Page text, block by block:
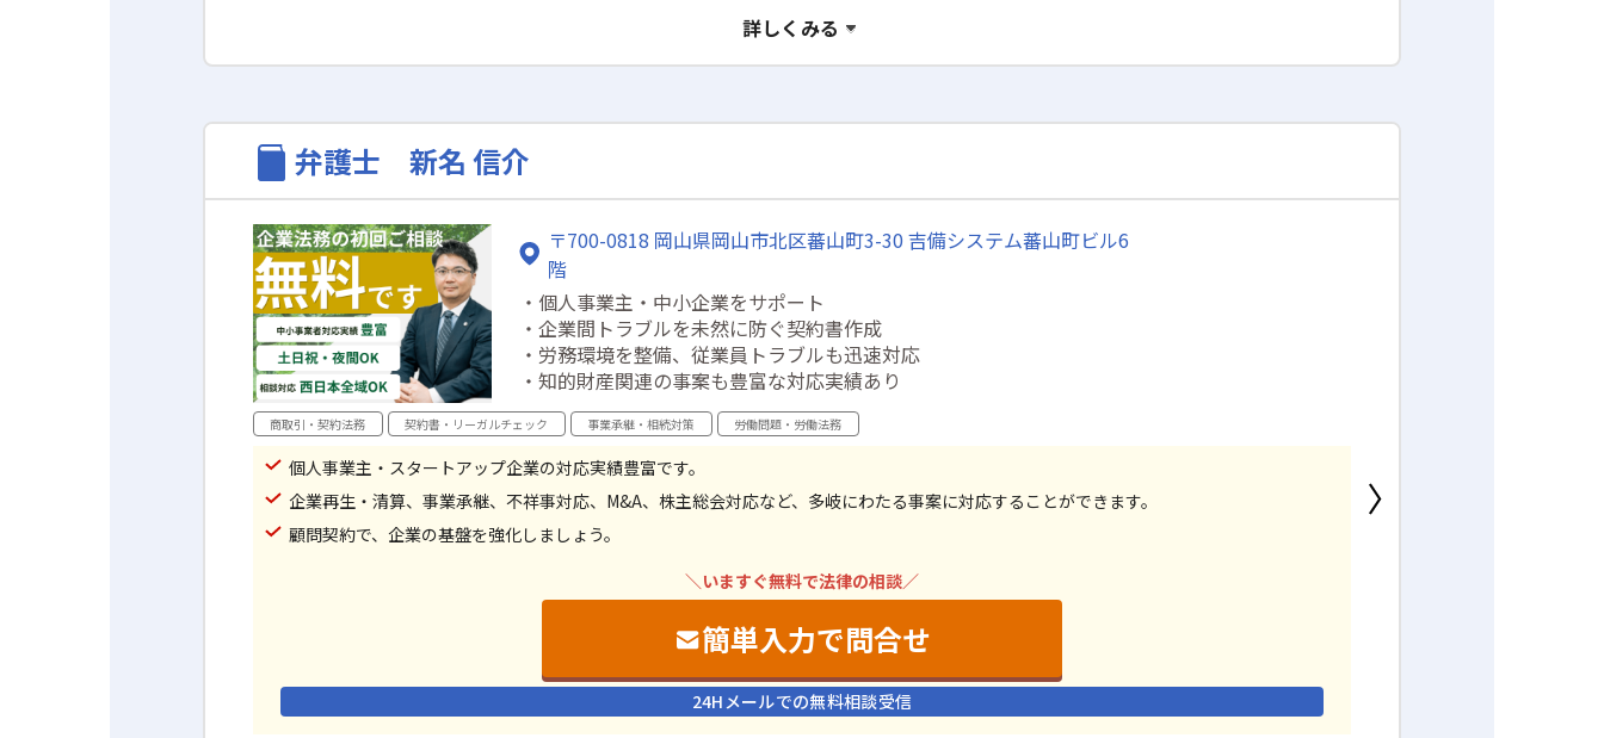
詳しくみる
弁護士 新名 信介
〒700-0818 岡山県岡山市北区蕃山町3-30 吉備システム蕃山町ビル6
階
・個人事業主・中小企業をサポート
・企業間トラブルを未然に防ぐ契約書作成
・労務環境を整備、従業員トラブルも迅速対応
・知的財産関連の事案も豊富な対応実績あり
商取引・契約法務 契約書・リーガルチェック 事業承継・相続対策 労働問題・労働法務
個人事業主・スタートアップ企業の対応実績豊富です。
企業再生・清算、事業承継、不祥事対応、M&A、株主総会対応など、多岐にわたる事案に対応することができます。
顧問契約で、企業の基盤を強化しましょう。
＼いますぐ無料で法律の相談／
簡単入力で問合せ
24Hメールでの無料相談受信